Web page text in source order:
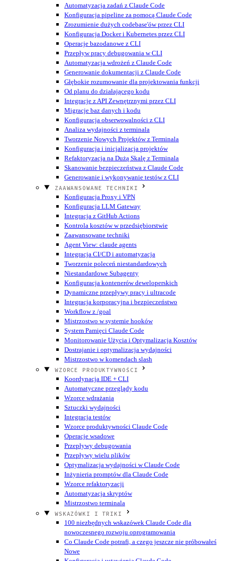
Automatyzacja zadań z Claude Code
Konfiguracja pipeline za pomocą Claude Code
Zrozumienie dużych codebase'ów przez CLI
Konfiguracja Docker i Kubernetes przez CLI
Operacje bazodanowe z CLI
Przepływ pracy debugowania w CLI
Automatyzacja wdrożeń z Claude Code
Generowanie dokumentacji z Claude Code
Głębokie rozumowanie dla projektowania funkcji
Od planu do działającego kodu
Integracje z API Zewnętrznymi przez CLI
Migracje baz danych i kodu
Konfiguracja obserwowalności z CLI
Analiza wydajności z terminala
Tworzenie Nowych Projektów z Terminala
Konfiguracja i inicjalizacja projektów
Refaktoryzacja na Dużą Skalę z Terminala
Skanowanie bezpieczeństwa z Claude Code
Generowanie i wykonywanie testów z CLI
ZAAWANSOWANE TECHNIKI
Konfiguracja Proxy i VPN
Konfiguracja LLM Gateway
Integracja z GitHub Actions
Kontrola kosztów w przedsiębiorstwie
Zaawansowane techniki
Agent View: claude agents
Integracja CI/CD i automatyzacja
Tworzenie poleceń niestandardowych
Niestandardowe Subagenty
Konfiguracja kontenerów deweloperskich
Dynamiczne przepływy pracy i ultracode
Integracja korporacyjna i bezpieczeństwo
Workflow z /goal
Mistrzostwo w systemie hooków
System Pamięci Claude Code
Monitorowanie Użycia i Optymalizacja Kosztów
Dostrajanie i optymalizacja wydajności
Mistrzostwo w komendach slash
WZORCE PRODUKTYWNOŚCI
Koordynacja IDE + CLI
Automatyczne przeglądy kodu
Wzorce wdrażania
Sztuczki wydajności
Integracja testów
Wzorce produktywności Claude Code
Operacje wsadowe
Przepływy debugowania
Przepływy wielu plików
Optymalizacja wydajności w Claude Code
Inżynieria promptów dla Claude Code
Wzorce refaktoryzacji
Automatyzacja skryptów
Mistrzostwo terminala
WSKAZÓWKI I TRIKI
100 niezbędnych wskazówek Claude Code dla
nowoczesnego rozwoju oprogramowania
Co Claude Code potrafi, a czego jeszcze nie próbowałeś
Nowe